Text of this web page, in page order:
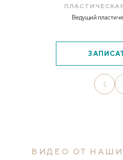
Ведущий
ВИДЕО ОТ